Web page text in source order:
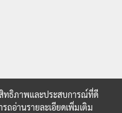
สิทธิภาพและประสบการณ์ที่ดี
ถอ่านรายละเอียดเพิ่มเติม